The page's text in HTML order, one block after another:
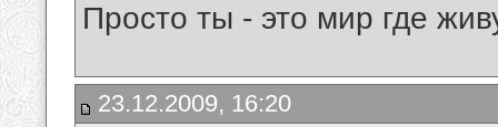
Просто ты - это мир где
23.12.2009, 16:20